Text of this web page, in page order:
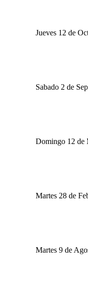
Jueves 12 de
Sabado 2 de
Domingo 12 de
Martes 28 de
Martes 9 de